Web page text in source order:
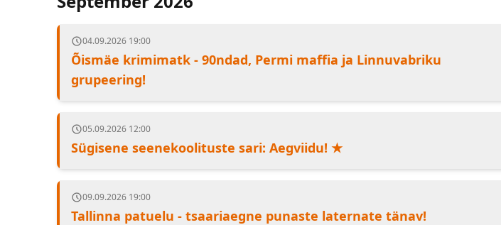
04.09.2026 19:00
Õismäe krimimatk - 90ndad, Permi maffia ja Linnuvabriku
grupeering!
05.09.2026 12:00
Sügisene seenekoolituste sari: Aegviidu! ★
09.09.2026 19:00
Tallinna patuelu - tsaariaegne punaste laternate tänav!